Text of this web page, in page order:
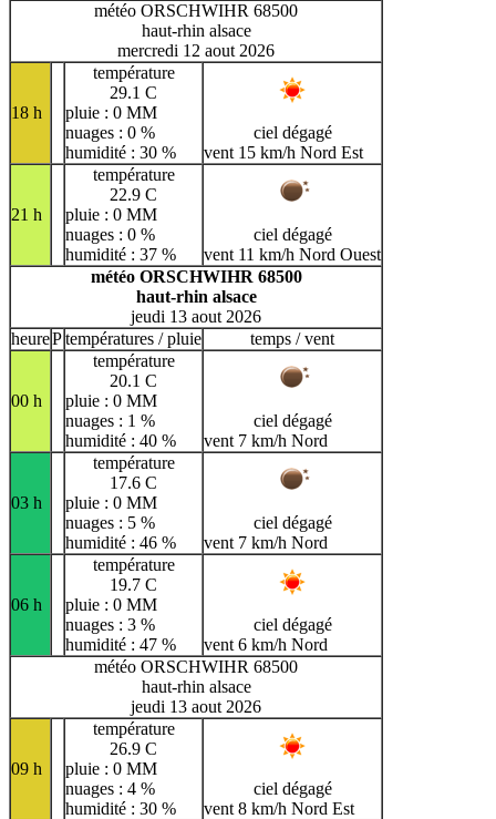
météo ORSCHWIHR 68500
haut-rhin alsace
mercredi 12 aout 2026
18 h
température
29.1 C
pluie : 0 MM
nuages : 0 %
humidité : 30 %
ciel dégagé
vent 15 km/h Nord Est
21 h
température
22.9 C
pluie : 0 MM
nuages : 0 %
humidité : 37 %
ciel dégagé
vent 11 km/h Nord Ouest
météo ORSCHWIHR 68500
haut-rhin alsace
jeudi 13 aout 2026
heurePtempératures / pluie temps / vent
00 h
température
20.1 C
pluie : 0 MM
nuages : 1 %
humidité : 40 %
ciel dégagé
vent 7 km/h Nord
03 h
température
17.6 C
pluie : 0 MM
nuages : 5 %
humidité : 46 %
ciel dégagé
vent 7 km/h Nord
06 h
température
19.7 C
pluie : 0 MM
nuages : 3 %
humidité : 47 %
ciel dégagé
vent 6 km/h Nord
météo ORSCHWIHR 68500
haut-rhin alsace
jeudi 13 aout 2026
09 h
température
26.9 C
pluie : 0 MM
nuages : 4 %
humidité : 30 %
ciel dégagé
vent 8 km/h Nord Est